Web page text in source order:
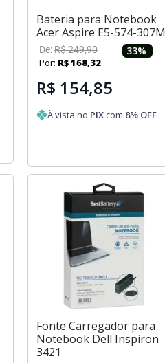
Bateria para Notebook
Acer Aspire E5-574-307M
De:R$249,90 33%
Por: R$168,32
R$ 154,85
À vista no PIXcom 8% OFF
Fonte Carregador para
Notebook Dell Inspiron
3421